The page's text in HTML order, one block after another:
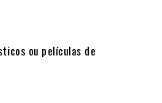
ou películas de